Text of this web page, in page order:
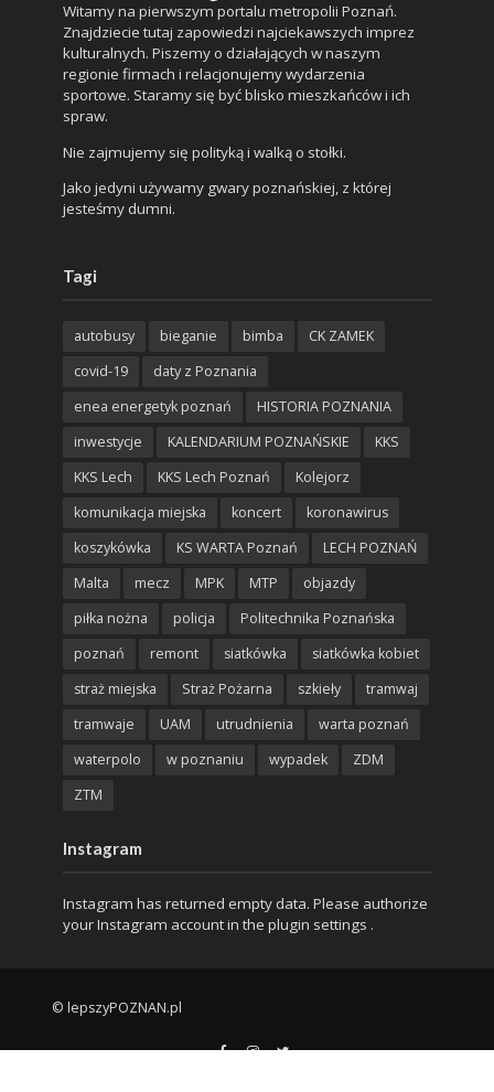
Witamy na pierwszym portalu metropolii Poznań.
Znajdziecie tutaj zapowiedzi najciekawszych imprez
kulturalnych. Piszemy o działających w naszym
regionie firmach i relacjonujemy wydarzenia
sportowe. Staramy się być blisko mieszkańców i ich
spraw.
Nie zajmujemy się polityką i walką o stołki.
Jako jedyni używamy gwary poznańskiej, z której
jesteśmy dumni.
Tagi
autobusy bieganie bimba
CK ZAMEK
covid-19
daty z Poznania
enea energetyk poznań
HISTORIA POZNANIA
inwestycje
KALENDARIUM POZNAŃSKIE
KKS
KKS Lech
KKS Lech Poznań
Kolejorz
komunikacja miejska
koncert
koronawirus
koszykówka
KS WARTA Poznań
LECH POZNAŃ
Malta
mecz MPK MTP
objazdy
piłka nożna
policja
Politechnika Poznańska
poznań
remont siatkówka
siatkówka kobiet
straż miejska
Straż Pożarna szkieły
tramwaj
tramwaje
UAM utrudnienia
warta poznań
waterpolo
w poznaniu wypadek
ZDM
ZTM
Instagram
Instagram has returned empty data. Please authorize
your Instagram account in the plugin settings .
© lepszyPOZNAN.pl